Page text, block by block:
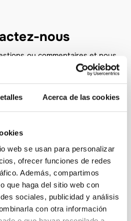
Acerca de las cookies
web se usan para personalizar
ofrecer funciones de redes
Además, compartimos
que haga del sitio web con
sociales, publicidad y análisis
con otra información
nous
ou commentaires et nous
dans les plus brefs délais